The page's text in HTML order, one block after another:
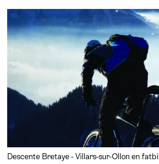
Descente Bretaye - Villars-sur-Ollon en